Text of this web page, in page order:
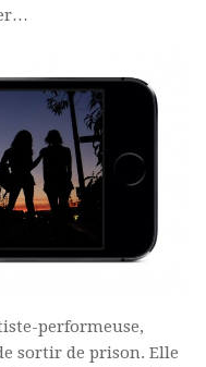
performeuse,
sortir de prison. Elle